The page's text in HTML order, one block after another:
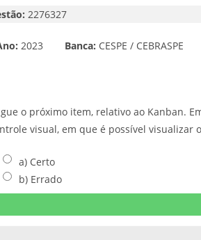
2276327
2023 Banca: CESPE / CEBRASPE
o próximo item, relativo ao Kanban.
visual, em que é possível visualizar
a) Certo
b) Errado